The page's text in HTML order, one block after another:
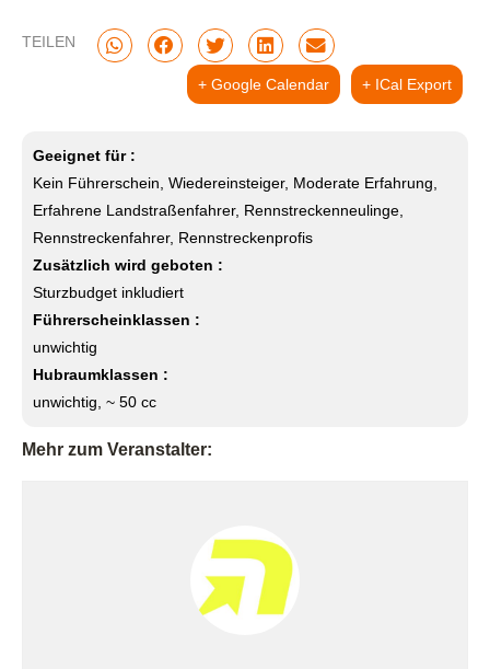
TEILEN
+ Google Calendar + ICal Export
Geeignet für :
Kein Führerschein, Wiedereinsteiger, Moderate Erfahrung,
Erfahrene Landstraßenfahrer, Rennstreckenneulinge,
Rennstreckenfahrer, Rennstreckenprofis
Zusätzlich wird geboten :
Sturzbudget inkludiert
Führerscheinklassen :
unwichtig
Hubraumklassen :
unwichtig, ~ 50 cc
Mehr zum Veranstalter: